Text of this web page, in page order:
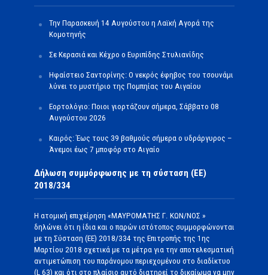
Την Παρασκευή 14 Αυγούστου η Λαϊκή Αγορά της
Κομοτηνής
Σε Κερασιά και Κέχρο ο Ευριπίδης Στυλιανίδης
Ηφαίστειο Σαντορίνης: Ο νεκρός έφηβος του τσουνάμι
λύνει το μυστήριο της Πομπηίας του Αιγαίου
Εορτολόγιο: Ποιοι γιορτάζουν σήμερα, Σάββατο 08
Αυγούστου 2026
Καιρός: Έως τους 39 βαθμούς σήμερα ο υδράργυρος –
Άνεμοι έως 7 μποφόρ στο Αιγαίο
Δήλωση συμμόρφωσης με τη σύσταση (ΕΕ)
2018/334
Η ατομική επιχείρηση «ΜΑΥΡΟΜΑΤΗΣ Γ. ΚΩΝ/ΝΟΣ »
δηλώνει ότι η ίδια και ο παρών ιστότοπος συμμορφώνονται
με τη Σύσταση (ΕΕ) 2018/334 της Επιτροπής της 1ης
Μαρτίου 2018 σχετικά με τα μέτρα για την αποτελεσματική
αντιμετώπιση του παράνομου περιεχομένου στο διαδίκτυο
(L 63) και ότι στο πλαίσιο αυτό διατηρεί το δικαίωμα να μην